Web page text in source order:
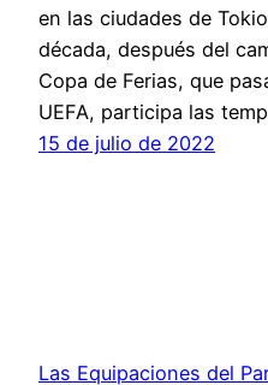
en las ciudades de
década, después del
Copa de Ferias, que
UEFA, participa las
15 de julio de 2022
Las Equipaciones del